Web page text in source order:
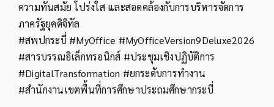
ความทันสมัย โปร่งใส และสอดคล้องกับการบริหารจัดการ
ภาครัฐยุคดิจิทัล
#สพปกระบี่ #MyOffice #MyOfficeVersion9Deluxe2026
#สารบรรณอิเล็กทรอนิกส์ #ประชุมเชิงปฏิบัติการ
#DigitalTransformation #ยกระดับการทำงาน
#สำนักงานเขตพื้นที่การศึกษาประถมศึกษากระบี่